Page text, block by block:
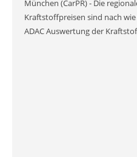
München (CarPR) - Die regionalen Unterschiede zwischen den
Kraftstoffpreisen sind nach
ADAC Auswertung der